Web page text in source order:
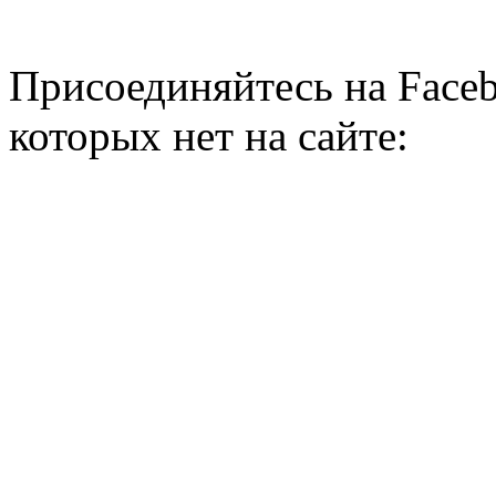
Присоединяйтесь на
которых нет на сайте: